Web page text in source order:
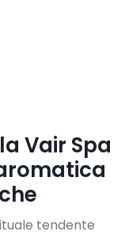
Vair Spa
tendente